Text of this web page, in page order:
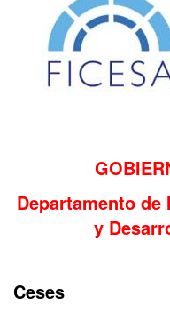
Departamento
y
Ceses